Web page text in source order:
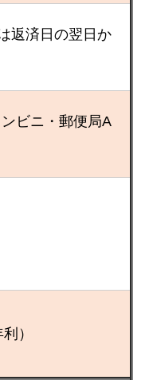
返済日の翌日か
ビニ・郵便局A
）